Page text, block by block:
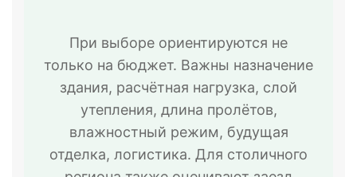
При выборе ориентируются не
только на бюджет. Важны назначение
здания, расчётная нагрузка, слой
утепления, длина пролётов,
влажностный режим, будущая
отделка, логистика. Для столичного